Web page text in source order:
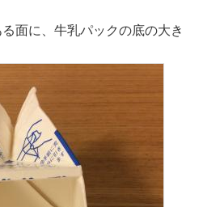
面に、牛乳パックの底の大き